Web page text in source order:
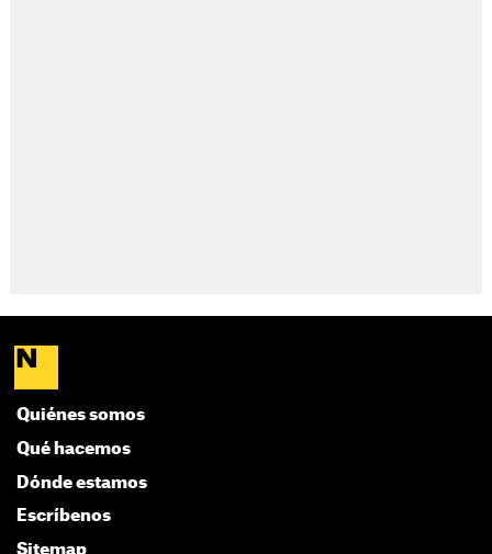
Quiénes somos
Qué hacemos
Dónde estamos
Escríbenos
Sitemap